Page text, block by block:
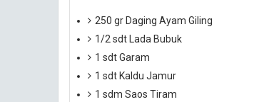
250 gr Daging Ayam Giling
1/2 sdt Lada Bubuk
1 sdt Garam
1 sdt Kaldu Jamur
1 sdm Saos Tiram